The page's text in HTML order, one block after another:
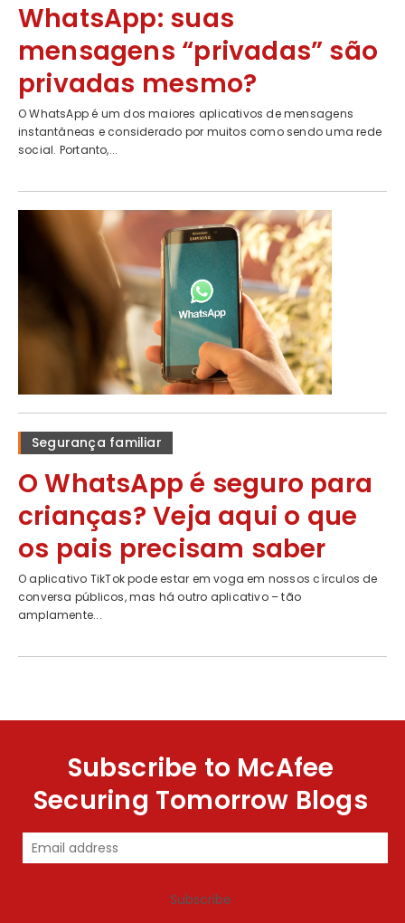
WhatsApp: suas
mensagens “privadas” são
privadas mesmo?
O WhatsApp é um dos maiores aplicativos de mensagens
instantâneas e considerado por muitos como sendo uma rede
social. Portanto,...
Segurança familiar
O WhatsApp é seguro para
crianças? Veja aqui o que
os pais precisam saber
O aplicativo TikTok pode estar em voga em nossos círculos de
conversa públicos, mas há outro aplicativo – tão
amplamente...
Subscribe to McAfee
Securing Tomorrow Blogs
Subscribe